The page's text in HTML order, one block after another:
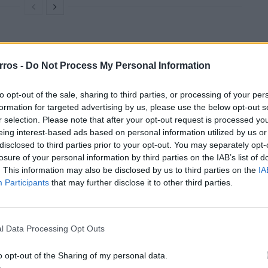
- Do Not Process My Personal Information
opt-out of the sale, sharing to third parties, or processing of your
for targeted advertising by us, please use the below opt-out
selection. Please note that after your opt-out request is processed
interest-based ads based on personal information utilized by us
to third parties prior to your opt-out. You may separately
of your personal information by third parties on the IAB’s list of
This information may also be disclosed by us to third parties on the
Participants that may further disclose it to other third parties.
Data Processing Opt Outs
opt-out of the Sharing of my personal data.
Confirme a autonomia, a potência máxima de
existentes ao longo do percurso. Use o site da
dos CEME e o navegador do veículo para
Comece a viagem com a bateria carregada,
com menor densidade de postos. Evite depender
próximas em vias principais e áreas de serviço.
Carregue em horários de menor temperatura —
que possível, escolha postos com sombra ou
Em viagens longas, carregamentos curtos e